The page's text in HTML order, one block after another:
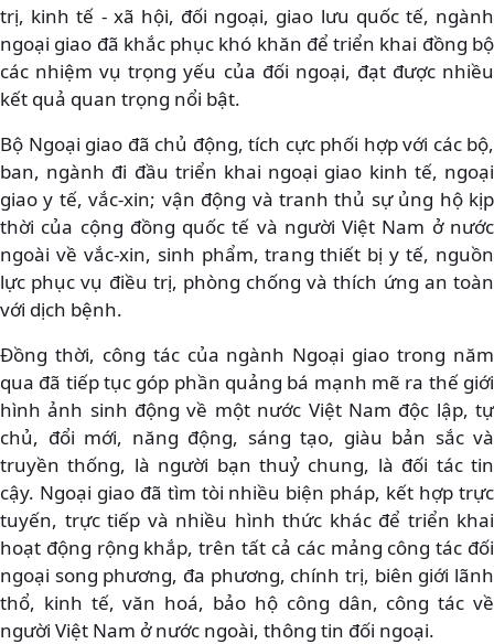
trị, kinh tế - xã hội, đối ngoại, giao lưu quốc tế, ngành
ngoại giao đã khắc phục khó khăn để triển khai đồng bộ
các nhiệm vụ trọng yếu của đối ngoại, đạt được nhiều
kết quả quan trọng nổi bật.
Bộ Ngoại giao đã chủ động, tích cực phối hợp với các bộ,
ban, ngành đi đầu triển khai ngoại giao kinh tế, ngoại
giao y tế, vắc-xin; vận động và tranh thủ sự ủng hộ kịp
thời của cộng đồng quốc tế và người Việt Nam ở nước
ngoài về vắc-xin, sinh phẩm, trang thiết bị y tế, nguồn
lực phục vụ điều trị, phòng chống và thích ứng an toàn
với dịch bệnh.
Đồng thời, công tác của ngành Ngoại giao trong năm
qua đã tiếp tục góp phần quảng bá mạnh mẽ ra thế giới
hình ảnh sinh động về một nước Việt Nam độc lập, tự
chủ, đổi mới, năng động, sáng tạo, giàu bản sắc và
truyền thống, là người bạn thuỷ chung, là đối tác tin
cậy. Ngoại giao đã tìm tòi nhiều biện pháp, kết hợp trực
tuyến, trực tiếp và nhiều hình thức khác để triển khai
hoạt động rộng khắp, trên tất cả các mảng công tác đối
ngoại song phương, đa phương, chính trị, biên giới lãnh
thổ, kinh tế, văn hoá, bảo hộ công dân, công tác về
người Việt Nam ở nước ngoài, thông tin đối ngoại.